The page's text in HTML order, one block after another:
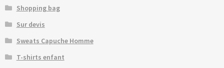
Shopping bag
Sur devis
Sweats Capuche Homme
T-shirts enfant